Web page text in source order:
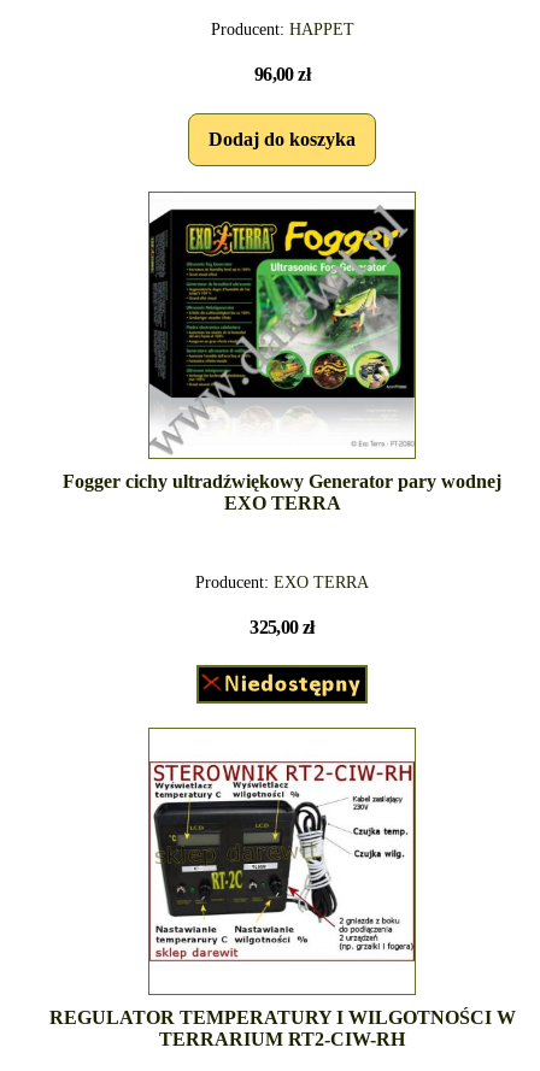
Producent: HAPPET
96,00 zł
Fogger cichy ultradźwiękowy Generator pary wodnej
EXO TERRA
Producent: EXO TERRA
325,00 zł
REGULATOR TEMPERATURY I WILGOTNOŚCI W
TERRARIUM RT2-CIW-RH